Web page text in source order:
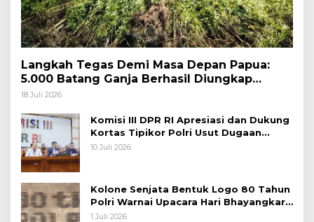
Langkah Tegas Demi Masa Depan Papua:
5.000 Batang Ganja Berhasil Diungkap
Koops TNI Habema
18 Juli 2026
Komisi III DPR RI Apresiasi dan Dukung
Kortas Tipikor Polri Usut Dugaan
Korupsi Batu Bara
10 Juli 2026
Kolone Senjata Bentuk Logo 80 Tahun
Polri Warnai Upacara Hari Bhayangkara
ke-80
1 Juli 2026